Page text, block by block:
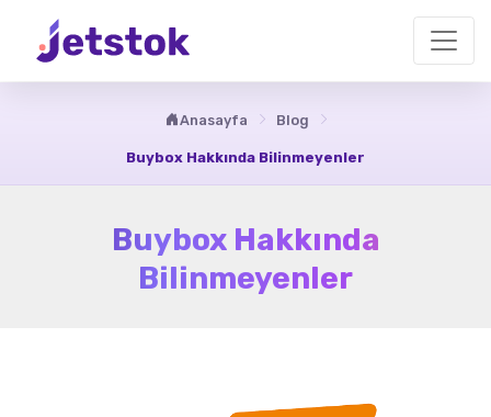
Anasayfa Blog
Buybox Hakkında Bilinmeyenler
Buybox Hakkında
Bilinmeyenler